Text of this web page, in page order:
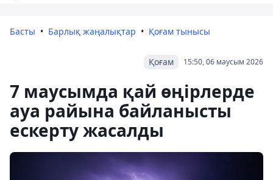
Басты Барлық жаңалықтар Қоғам тынысы
15:50, 06 маусым 2026
Қоғам
7 маусымда қай өңірлерде
ауа райына байланысты
ескерту жасалды